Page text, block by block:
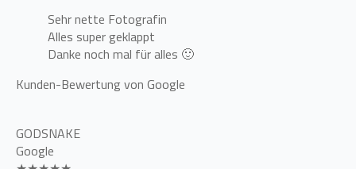
Sehr nette Fotografin
Alles super geklappt
Danke noch mal für alles 🙂
Kunden-Bewertung von Google
GODSNAKE
Google